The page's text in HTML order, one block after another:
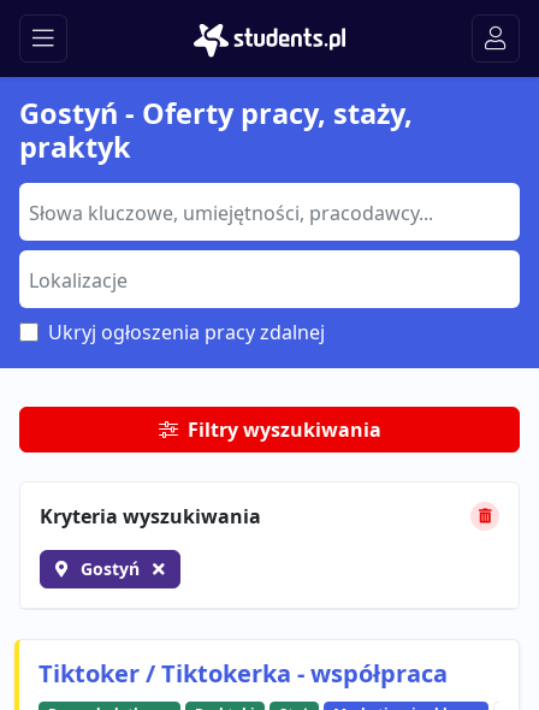
Gostyń - Oferty pracy, staży,
praktyk
Ukryj ogłoszenia pracy zdalnej
Filtry wyszukiwania
Kryteria wyszukiwania
Gostyń
Tiktoker / Tiktokerka - współpraca